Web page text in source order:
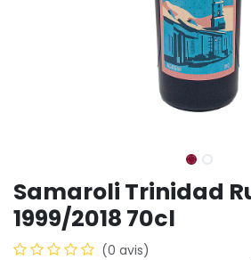
Samaroli Trinidad
1999/2018 70cl
(0 avis)